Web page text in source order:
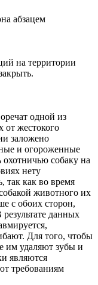
абзацем
на территории
одной из
от жестокого
заложено
и огороженные
собаку на
нету
так как во время
животного их
с обоих сторон,
данных
Для того, чтобы
им удаляют зубы и
являются
требованиям